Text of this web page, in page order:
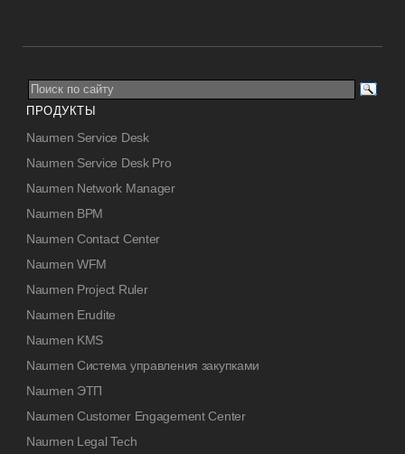
ПРОДУКТЫ
Naumen Service Desk
Naumen Service Desk Pro
Naumen Network Manager
Naumen BPM
Naumen Contact Center
Naumen WFM
Naumen Project Ruler
Naumen Erudite
Naumen KMS
Naumen Система управления закупками
Naumen ЭТП
Naumen Customer Engagement Center
Naumen Legal Tech